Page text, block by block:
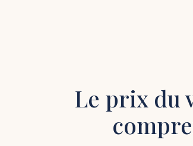
Le prix du